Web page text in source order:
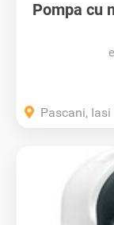
Pompa cu
Pascani, Iasi